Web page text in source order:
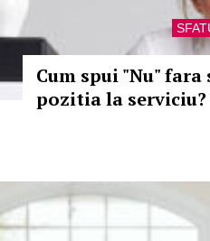
Cum spui "Nu"
pozitia la serviciu?